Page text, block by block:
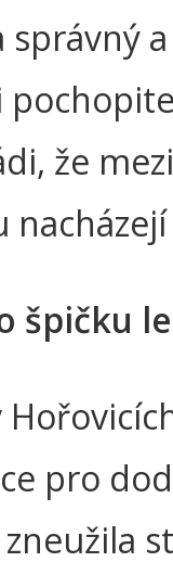
správný
že
špičku
pro